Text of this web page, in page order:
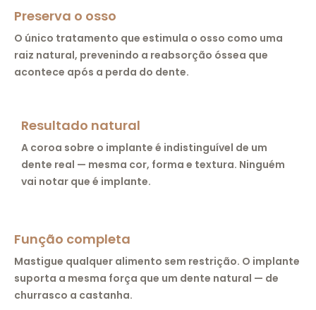
Preserva o osso
O único tratamento que estimula o osso como uma
raiz natural, prevenindo a reabsorção óssea que
acontece após a perda do dente.
Resultado natural
A coroa sobre o implante é indistinguível de um
dente real — mesma cor, forma e textura. Ninguém
vai notar que é implante.
Função completa
Mastigue qualquer alimento sem restrição. O implante
suporta a mesma força que um dente natural — de
churrasco a castanha.